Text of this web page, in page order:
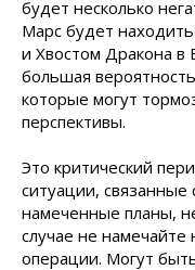
будет несколько
Марс будет
и Хвостом Дракона в
большая
которые могут
перспективы.
Это критический
ситуации,
намеченные планы,
случае не намечайте
операции. Могут